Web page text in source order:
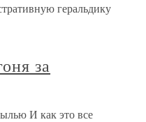
геральдику
за
И как это все